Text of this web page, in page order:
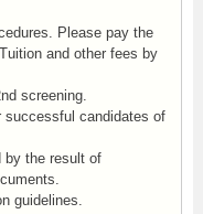
Please pay the
and other fees by
screening.
successful candidates of
by the result of
guidelines.